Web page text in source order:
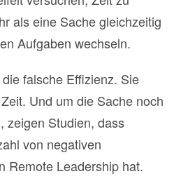
als eine Sache gleichzeitig
Aufgaben wechseln.
falsche Effizienz. Sie
Und um die Sache noch
zeigen Studien, dass
von negativen
Remote Leadership hat.